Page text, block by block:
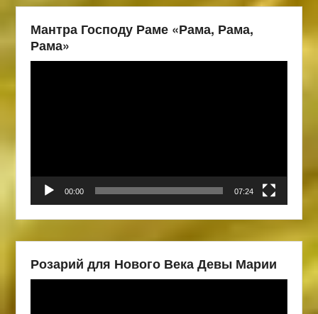
Мантра Господу Раме «Рама, Рама,
Рама»
00:00 07:24
Розарий для Нового Века Девы Марии